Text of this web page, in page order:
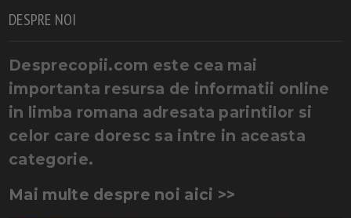
DESPRE NOI
Desprecopii.com este cea mai
importanta resursa de informatii online
in limba romana adresata parintilor si
celor care doresc sa intre in aceasta
categorie.
Mai multe despre noi aici >>